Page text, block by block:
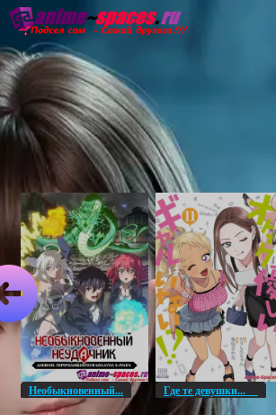
Необыкновенный... Где те девушки...